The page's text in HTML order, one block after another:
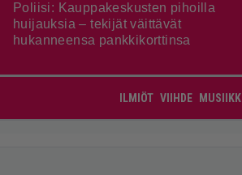
Poliisi: Kauppakeskusten pihoilla
huijauksia – tekijät väittävät
hukanneensa pankkikorttinsa
ILMIÖT VIIHDE MUSIIKKI